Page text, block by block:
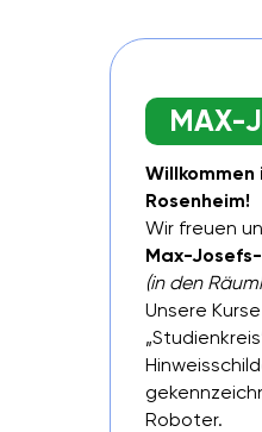
Rosenheim!
Wir freuen
Max-Josefs-
(in den
Unsere
Roboter.
MAX-